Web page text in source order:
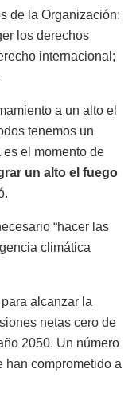
de la Organización:
los derechos
internacional;
a un alto el
tenemos un
el momento de
un alto el fuego
“hacer las
climática
alcanzar la
netas cero de
2050. Un número
han comprometido a